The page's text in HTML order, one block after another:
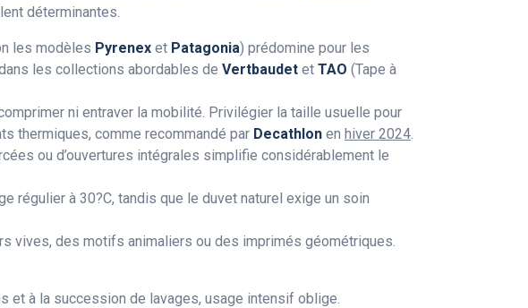
déterminantes.
les modèles Pyrenex et Patagonia) prédomine pour les
les collections abordables de Vertbaudet et TAO (Tape à
ni entraver la mobilité. Privilégier la taille usuelle pour
thermiques, comme recommandé par Decathlon en hiver 2024.
ou d’ouvertures intégrales simplifie considérablement le
régulier à 30?C, tandis que le duvet naturel exige un soin
vives, des motifs animaliers ou des imprimés géométriques.
et à la succession de lavages, usage intensif oblige.